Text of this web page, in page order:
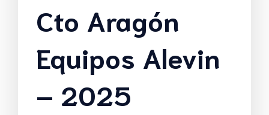
Cto Aragón
Equipos Alevin
– 2025